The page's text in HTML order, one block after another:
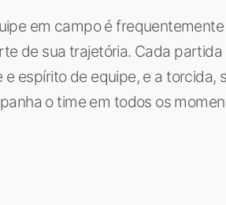
em campo é
de sua trajetória. Cada
espírito de equipe, e a torcida,
o time em todos os